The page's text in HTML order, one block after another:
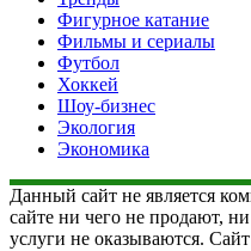
Фигурное катание
Фильмы и сериалы
Футбол
Хоккей
Шоу-бизнес
Экология
Экономика
Данный сайт не является
сайте ни чего не продают,
услуги не оказываются.